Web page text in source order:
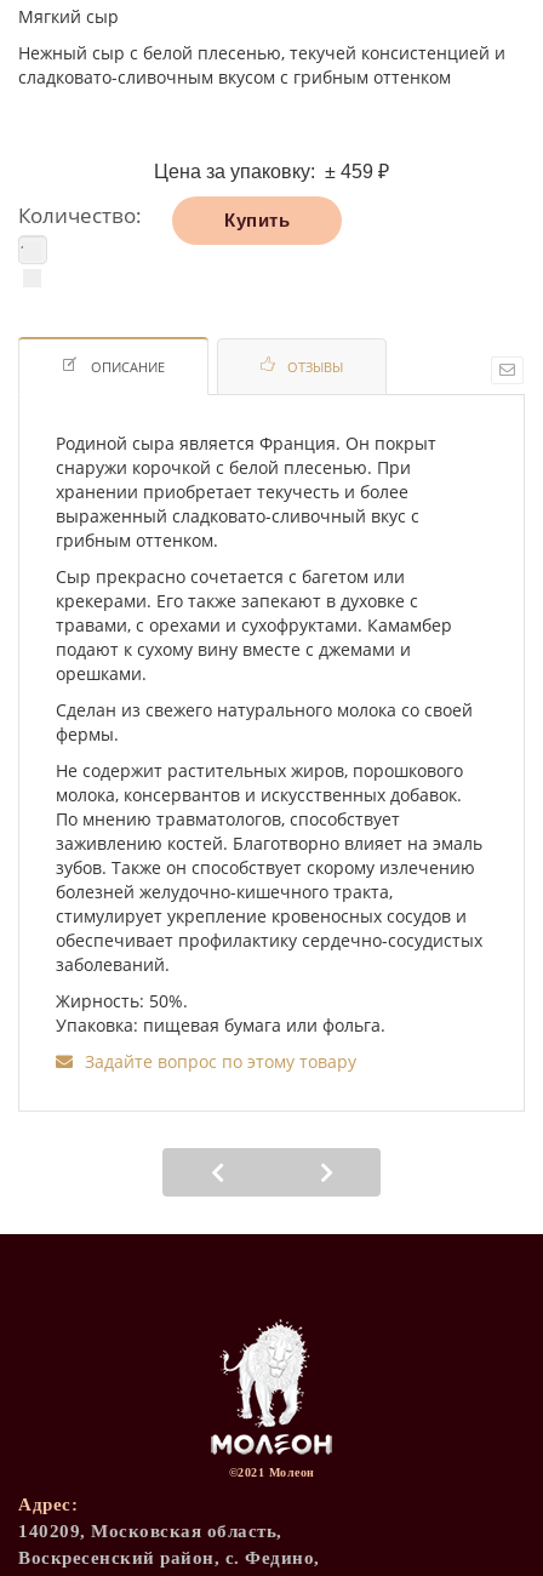
Мягкий сыр
Нежный сыр с белой плесенью, текучей консистенцией и
сладковато-сливочным вкусом с грибным оттенком
Цена за упаковку: ± 459 ₽
Количество:
ОПИСАНИЕ ОТЗЫВЫ
Родиной сыра является Франция. Он покрыт
снаружи корочкой с белой плесенью. При
хранении приобретает текучесть и более
выраженный сладковато-сливочный вкус с
грибным оттенком.
Сыр прекрасно сочетается с багетом или
крекерами. Его также запекают в духовке с
травами, с орехами и сухофруктами. Камамбер
подают к сухому вину вместе с джемами и
орешками.
Сделан из свежего натурального молока со своей
фермы.
Не содержит растительных жиров, порошкового
молока, консервантов и искусственных добавок.
По мнению травматологов, способствует
заживлению костей. Благотворно влияет на эмаль
зубов. Также он способствует скорому излечению
болезней желудочно-кишечного тракта,
стимулирует укрепление кровеносных сосудов и
обеспечивает профилактику сердечно-сосудистых
заболеваний.
Жирность: 50%.
Упаковка: пищевая бумага или фольга.
Задайте вопрос по этому товару
©2021 Молеон
Адрес:
140209, Московская область,
Воскресенский район, с. Федино,